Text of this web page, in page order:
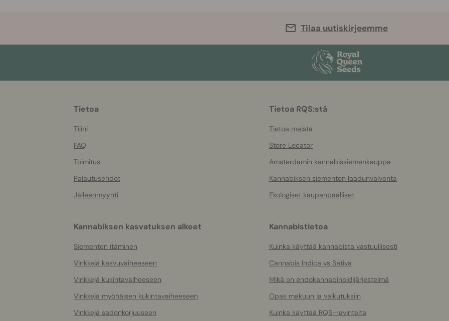
Tilaa uutiskirjeemme
Tietoa
Tilini
FAQ
Toimitus
Palautusehdot
Jälleenmyynti
Tietoa RQS:stä
Tietoa meistä
Store Locator
Amsterdamin kannabissiemenkauppa
Kannabiksen siementen laadunvalvonta
Ekologiset kaupanpäälliset
Kannabiksen kasvatuksen alkeet
Siementen itäminen
Vinkkejä kasvuvaiheeseen
Vinkkejä kukintavaiheeseen
Vinkkejä myöhäisen kukintavaiheeseen
Vinkkejä sadonkorjuuseen
Kannabistietoa
Kuinka käyttää kannabista vastuullisesti
Cannabis Indica vs Sativa
Mikä on endokannabinoidijärjestelmä
Opas makuun ja vaikutuksiin
Kuinka käyttää RQS-ravinteita